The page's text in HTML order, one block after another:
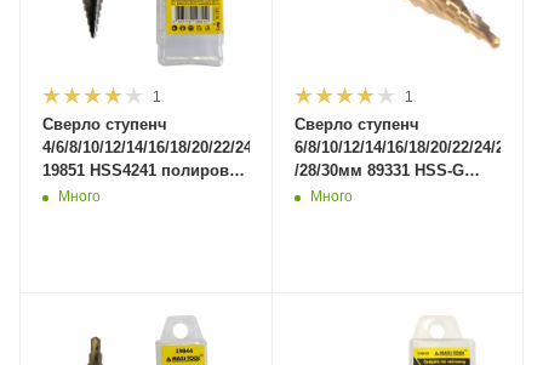
1
Сверло ступенч
4/6/8/10/12/14/16/18/20/22/24/26/28/30/32мм
19851 HSS4241 полиров.
(300/50)MaxiTool
Много
1
Сверло ступенч
6/8/10/12/14/16/18/20/22/24/26
/28/30мм 89331 HSS-G
Р6М5, нитрид титан
Много